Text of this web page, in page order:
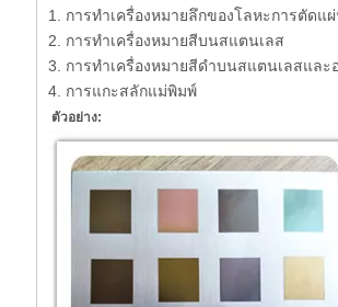
1. การทำเครื่องหมายลึกของโลหะการตัดแ
2. การทำเครื่องหมายสีบนสแตนเลส
3. การทำเครื่องหมายสีดำบนสแตนเลสและ
4. การแกะสลักแม่พิมพ์
ตัวอย่าง: